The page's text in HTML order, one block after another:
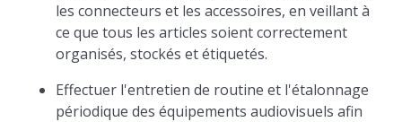
les connecteurs et les accessoires, en veillant à
ce que tous les articles soient correctement
organisés, stockés et étiquetés.
Effectuer l'entretien de routine et l'étalonnage
périodique des équipements audiovisuels afin